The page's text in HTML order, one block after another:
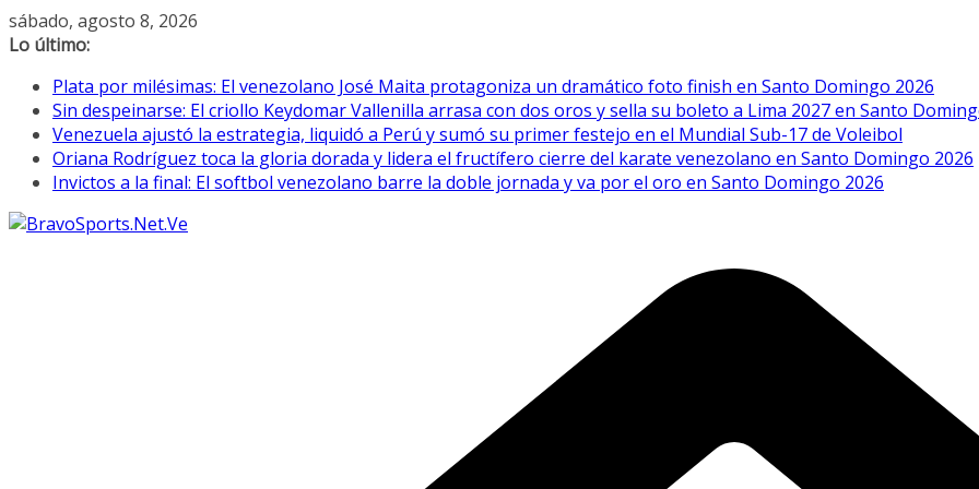
Saltar
al
sábado, agosto 8, 2026
Lo último:
Plata por milésimas: El venezolano José Maita protagoniza un dramático foto finish en Santo Domingo 2026
Sin despeinarse: El criollo Keydomar Vallenilla arrasa con dos oros y sella su boleto a Lima 2027 en Santo
Venezuela ajustó la estrategia, liquidó a Perú y sumó su primer festejo en el Mundial Sub-17 de Voleibol
Oriana Rodríguez toca la gloria dorada y lidera el fructífero cierre del karate venezolano en Santo Domingo 2026
Invictos a la final: El softbol venezolano barre la doble jornada y va por el oro en Santo Domingo 2026